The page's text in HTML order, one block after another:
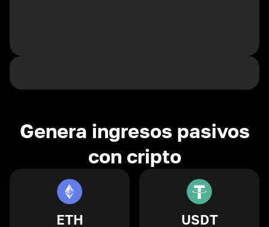
Genera ingresos pasivos
con cripto
ETH USDT